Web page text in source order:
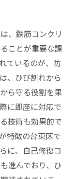
、鉄筋コンクリ
ことが重要な課
ているのが、防
、ひび割れから
ら守る役割を果
に即座に対応で
技術も効果的で
特徴の台東区で
に、自己修復コ
進んでおり、ひ